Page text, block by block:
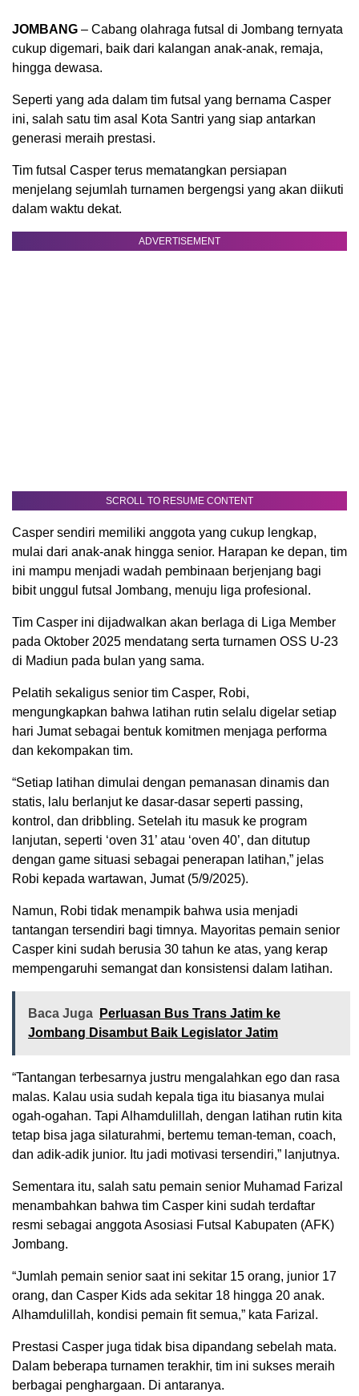
JOMBANG – Cabang olahraga futsal di Jombang ternyata
cukup digemari, baik dari kalangan anak-anak, remaja,
hingga dewasa.
Seperti yang ada dalam tim futsal yang bernama Casper
ini, salah satu tim asal Kota Santri yang siap antarkan
generasi meraih prestasi.
Tim futsal Casper terus mematangkan persiapan
menjelang sejumlah turnamen bergengsi yang akan diikuti
dalam waktu dekat.
ADVERTISEMENT
SCROLL TO RESUME CONTENT
Casper sendiri memiliki anggota yang cukup lengkap,
mulai dari anak-anak hingga senior. Harapan ke depan, tim
ini mampu menjadi wadah pembinaan berjenjang bagi
bibit unggul futsal Jombang, menuju liga profesional.
Tim Casper ini dijadwalkan akan berlaga di Liga Member
pada Oktober 2025 mendatang serta turnamen OSS U-23
di Madiun pada bulan yang sama.
Pelatih sekaligus senior tim Casper, Robi,
mengungkapkan bahwa latihan rutin selalu digelar setiap
hari Jumat sebagai bentuk komitmen menjaga performa
dan kekompakan tim.
“Setiap latihan dimulai dengan pemanasan dinamis dan
statis, lalu berlanjut ke dasar-dasar seperti passing,
kontrol, dan dribbling. Setelah itu masuk ke program
lanjutan, seperti ‘oven 31’ atau ‘oven 40’, dan ditutup
dengan game situasi sebagai penerapan latihan,” jelas
Robi kepada wartawan, Jumat (5/9/2025).
Namun, Robi tidak menampik bahwa usia menjadi
tantangan tersendiri bagi timnya. Mayoritas pemain senior
Casper kini sudah berusia 30 tahun ke atas, yang kerap
mempengaruhi semangat dan konsistensi dalam latihan.
Baca Juga
Perluasan Bus Trans Jatim ke
Jombang Disambut Baik Legislator Jatim
“Tantangan terbesarnya justru mengalahkan ego dan rasa
malas. Kalau usia sudah kepala tiga itu biasanya mulai
ogah-ogahan. Tapi Alhamdulillah, dengan latihan rutin kita
tetap bisa jaga silaturahmi, bertemu teman-teman, coach,
dan adik-adik junior. Itu jadi motivasi tersendiri,” lanjutnya.
Sementara itu, salah satu pemain senior Muhamad Farizal
menambahkan bahwa tim Casper kini sudah terdaftar
resmi sebagai anggota Asosiasi Futsal Kabupaten (AFK)
Jombang.
“Jumlah pemain senior saat ini sekitar 15 orang, junior 17
orang, dan Casper Kids ada sekitar 18 hingga 20 anak.
Alhamdulillah, kondisi pemain fit semua,” kata Farizal.
Prestasi Casper juga tidak bisa dipandang sebelah mata.
Dalam beberapa turnamen terakhir, tim ini sukses meraih
berbagai penghargaan. Di antaranya.